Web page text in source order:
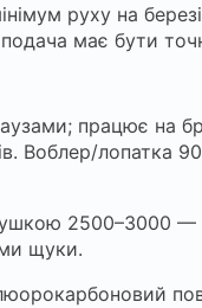
руху на
має бути
працює на
Воблер/лопатка
2500–3000
щуки.